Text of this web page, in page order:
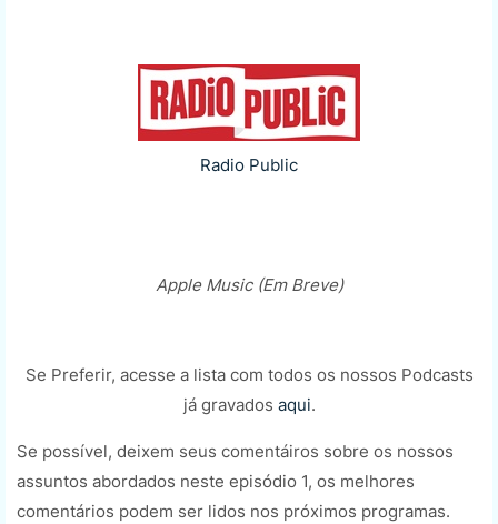
Radio Public
Apple Music (Em Breve)
Se Preferir, acesse a lista com todos os nossos Podcasts
já gravados aqui.
Se possível, deixem seus comentáiros sobre os nossos
assuntos abordados neste episódio 1, os melhores
comentários podem ser lidos nos próximos programas.